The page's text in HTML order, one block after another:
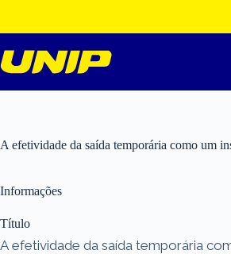
o
conteúdo
A efetividade da saída temporária como um
Informações
Título
A efetividade da saída temporária